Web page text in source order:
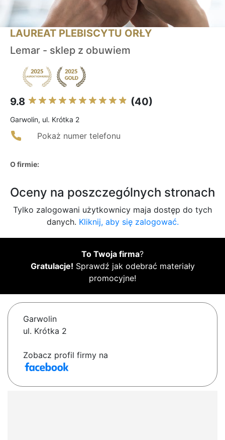
LAUREAT PLEBISCYTU ORŁY
Lemar - sklep z obuwiem
9.8 (40)
Garwolin, ul. Krótka 2
Pokaż numer telefonu
O firmie:
Oceny na poszczególnych stronach
Tylko zalogowani użytkownicy maja dostęp do tych
danych. Kliknij, aby się zalogować.
To Twoja firma?
Gratulacje! Sprawdź jak odebrać materiały
promocyjne!
Garwolin
ul. Krótka 2
Zobacz profil firmy na